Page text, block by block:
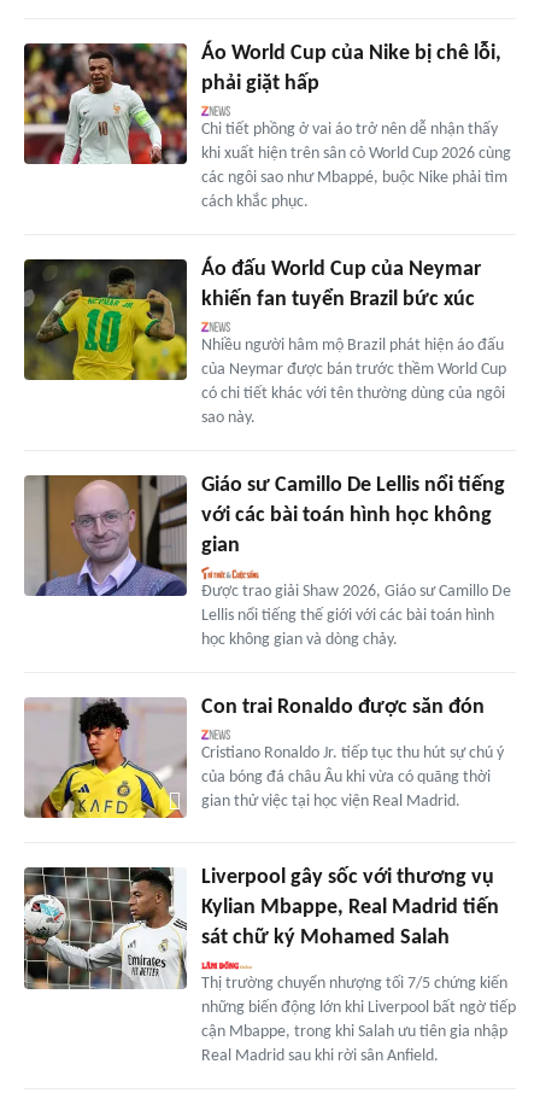
Áo World Cup của Nike bị chê lỗi,
phải giặt hấp
Chi tiết phồng ở vai áo trở nên dễ nhận thấy
khi xuất hiện trên sân cỏ World Cup 2026 cùng
các ngôi sao như Mbappé, buộc Nike phải tìm
cách khắc phục.
Áo đấu World Cup của Neymar
khiến fan tuyển Brazil bức xúc
Nhiều người hâm mộ Brazil phát hiện áo đấu
của Neymar được bán trước thềm World Cup
có chi tiết khác với tên thường dùng của ngôi
sao này.
Giáo sư Camillo De Lellis nổi tiếng
với các bài toán hình học không
gian
Được trao giải Shaw 2026, Giáo sư Camillo De
Lellis nổi tiếng thế giới với các bài toán hình
học không gian và dòng chảy.
Con trai Ronaldo được săn đón
Cristiano Ronaldo Jr. tiếp tục thu hút sự chú ý
của bóng đá châu Âu khi vừa có quãng thời
gian thử việc tại học viện Real Madrid.
Liverpool gây sốc với thương vụ
Kylian Mbappe, Real Madrid tiến
sát chữ ký Mohamed Salah
Thị trường chuyển nhượng tối 7/5 chứng kiến
những biến động lớn khi Liverpool bất ngờ tiếp
cận Mbappe, trong khi Salah ưu tiên gia nhập
Real Madrid sau khi rời sân Anfield.